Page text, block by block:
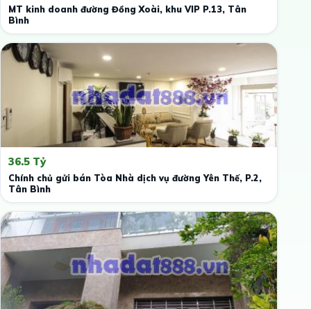
MT kinh doanh đường Đồng Xoài, khu VIP P.13, Tân
Bình
36.5 Tỷ
Chính chủ gửi bán Tòa Nhà dịch vụ đường Yên Thế, P.2,
Tân Bình